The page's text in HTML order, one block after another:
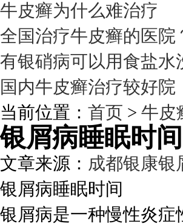
牛皮癣为什么难治疗
全国治疗牛皮癣的医院
有银硝病可以用食盐水
国内牛皮癣治疗较好院
当前位置： 首页 > 牛皮
银屑病睡眠时间
文章来源： 成都银康银
银屑病睡眠时间
银屑病是一种慢性炎